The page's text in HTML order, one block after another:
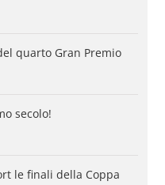
quarto Gran Premio
secolo!
le finali della Coppa